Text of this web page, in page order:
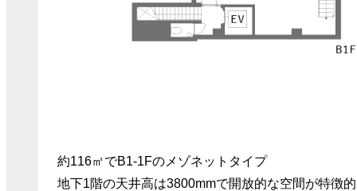
約116㎡でB1-1Fのメゾネットタイプ
地下1階の天井高は3800mmで開放的な空間が特徴